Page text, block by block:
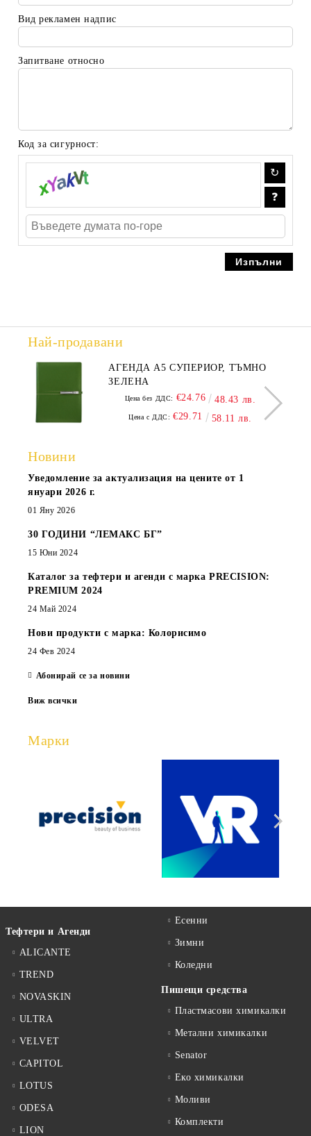
Вид рекламен надпис
Запитване относно
Код за сигурност:
Най-продавани
АГЕНДА А5 СУПЕРИОР, ТЪМНО
ЗЕЛЕНА
Цена без ДДС: €24.76 48.43 лв.
Цена с ДДС: €29.71 58.11 лв.
Новини
Уведомление за актуализация на цените от 1
януари 2026 г.
01 Яну 2026
30 ГОДИНИ “ЛЕМАКС БГ”
15 Юни 2024
Каталог за тефтери и агенди с марка PRECISION:
PREMIUM 2024
24 Май 2024
Нови продукти с марка: Колорисимо
24 Фев 2024
Абонирай се за новини
Виж всички
Марки
Тефтери и Агенди
ALICANTE
TREND
NOVASKIN
ULTRA
VELVET
CAPITOL
LOTUS
ODESA
LION
Есенни
Зимни
Коледни
Пишещи средства
Пластмасови химикалки
Метални химикалки
Senator
Еко химикалки
Моливи
Комплекти